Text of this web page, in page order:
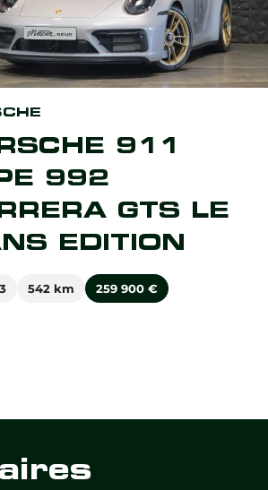
911
992
GTS LE
EDITION
542 km 259 900€